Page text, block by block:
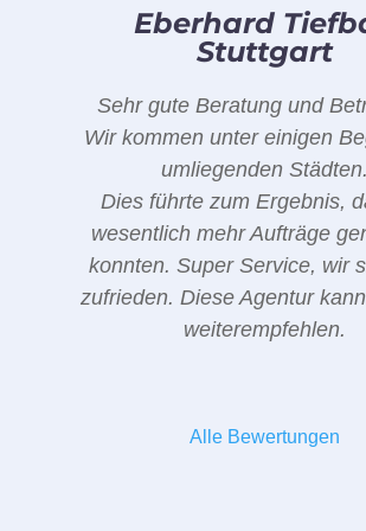
Eberhard
Stuttgart
Sehr gute Beratung und
Wir kommen unter einigen
umliegenden Städten.
Dies führte zum Ergebnis,
wesentlich mehr Aufträge
konnten. Super Service, wir
zufrieden. Diese Agentur
weiterempfehlen.
Alle Bewertungen